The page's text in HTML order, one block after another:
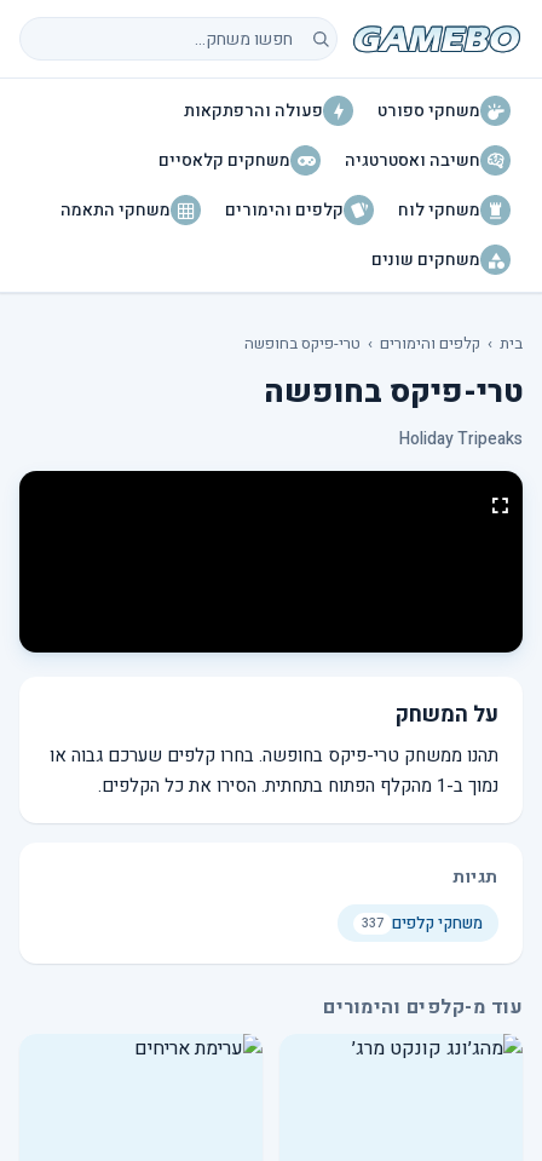
חיפוש משחקים
משחקי ספורט
פעולה והרפתקאות
חשיבה ואסטרטגיה
משחקים קלאסיים
משחקי לוח
קלפים והימורים
משחקי התאמה
משחקים שונים
בית › קלפים והימורים › טרי-פיקס בחופשה
טרי-פיקס בחופשה
Holiday Tripeaks
על המשחק
תהנו ממשחק טרי-פיקס בחופשה. בחרו קלפים שערכם גבוה או
נמוך ב-1 מהקלף הפתוח בתחתית. הסירו את כל הקלפים.
תגיות
משחקי קלפים 337
עוד מ-קלפים והימורים